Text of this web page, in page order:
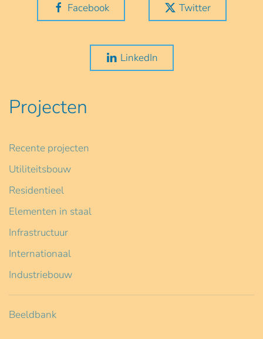
Facebook Twitter
LinkedIn
Projecten
Recente projecten
Utiliteitsbouw
Residentieel
Elementen in staal
Infrastructuur
Internationaal
Industriebouw
Beeldbank